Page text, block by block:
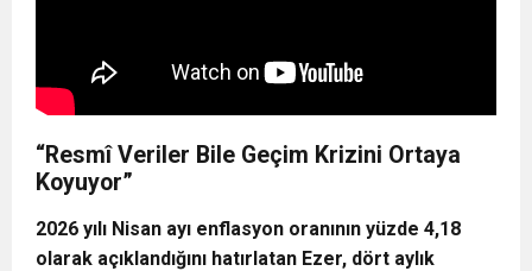
“Resmî Veriler Bile Geçim Krizini Ortaya
Koyuyor”
2026 yılı Nisan ayı enflasyon oranının yüzde 4,18
olarak açıklandığını hatırlatan Ezer, dört aylık